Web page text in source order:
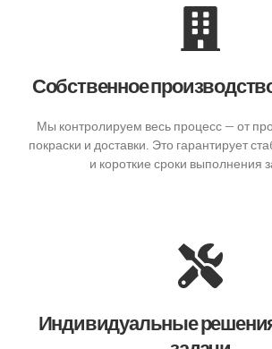
Собственное
Мы контролируем весь процесс — от
покраски и доставки. Это гарантирует
и короткие сроки выполнения
Индивидуальные